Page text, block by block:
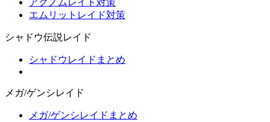
アグノムレイド対策
エムリットレイド対策
シャドウ伝説レイド
シャドウレイドまとめ
メガ/ゲンシレイド
メガ/ゲンシレイドまとめ